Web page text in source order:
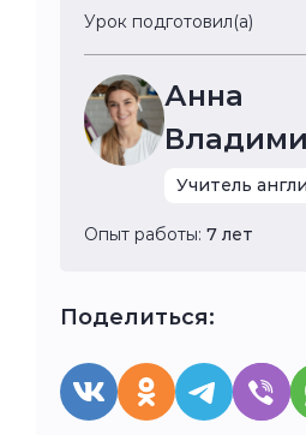
Урок подготовил(а)
Анна
Учитель
Опыт работы: 7 лет
Поделиться: